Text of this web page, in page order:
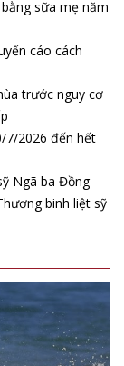
sữa mẹ năm
cáo cách
trước nguy cơ
7/2026 đến hết
Ngã ba Đồng
binh liệt sỹ